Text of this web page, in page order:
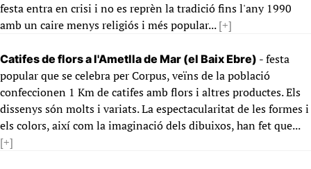
festa entra en crisi i no es reprèn la tradició fins l'any 1990
amb un caire menys religiós i més popular...[+]
Catifes de flors a l'Ametlla de Mar (el Baix Ebre) - festa
popular que se celebra per Corpus, veïns de la població
confeccionen 1 Km de catifes amb flors i altres productes. Els
dissenys són molts i variats. La espectacularitat de les formes i
els colors, així com la imaginació dels dibuixos, han fet que...
[+]